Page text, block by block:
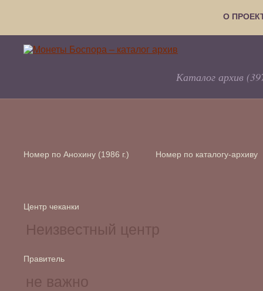
О
Каталог архив
Номер по Анохину (1986 г.) Номер по каталогу-архиву
Центр чеканки
Правитель